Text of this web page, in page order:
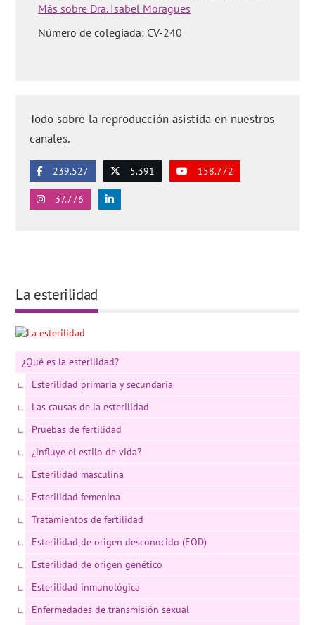
Más sobre Dra. Isabel Moragues
Número de colegiada: CV-240
Todo sobre la reproducción asistida en nuestros
canales.
239.527 5.391 158.772
37.776
La esterilidad
¿Qué es la esterilidad?
Esterilidad primaria y secundaria
Las causas de la esterilidad
Pruebas de fertilidad
¿influye el estilo de vida?
Esterilidad masculina
Esterilidad femenina
Tratamientos de fertilidad
Esterilidad de origen desconocido (EOD)
Esterilidad de origen genético
Esterilidad inmunológica
Enfermedades de transmisión sexual